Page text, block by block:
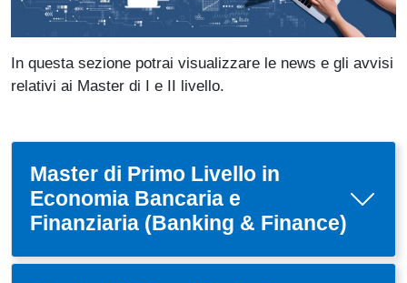
In questa sezione potrai visualizzare le news e gli avvisi
relativi ai Master di I e II livello.
Master di Primo Livello in
Economia Bancaria e
Finanziaria (Banking & Finance)